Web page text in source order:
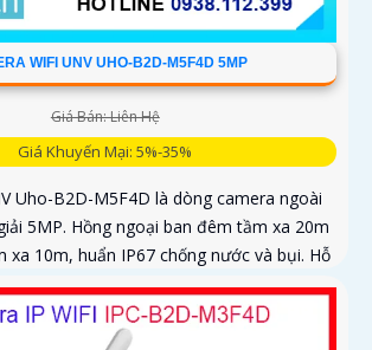
WIFI UNV UHO-B2D-M5F4D 5MP
Giá Bán: Liên Hệ
Giá Khuyến Mại: 5%-35%
Uho-B2D-M5F4D là dòng camera ngoài
5MP. Hồng ngoại ban đêm tầm xa 20m
xa 10m, huẩn IP67 chống nước và bụi. Hỗ
tối đa 128GB